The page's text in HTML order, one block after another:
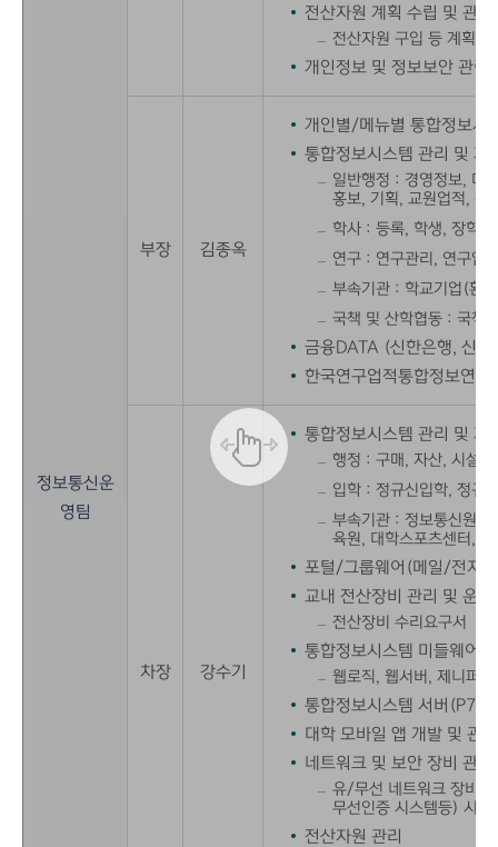
정보통신운
영팀
전산자원 계획 수립 및 관리
전산자원 구입 등 계획 수
개인정보 및 정보보안 관련
부장 김종옥
개인별/메뉴별 통합정보시
통합정보시스템 관리 및 개
일반행정 : 경영정보, 대
홍보, 기획, 교원업적, 취
학사 : 등록, 학생, 장학
연구 : 연구관리, 연구업
부속기관 : 학교기업(환
국책 및 산학협동 : 국책
금융DATA (신한은행, 신
한국연구업적통합정보연계
차장 강수기
통합정보시스템 관리 및 개
행정 : 구매, 자산, 시설,
입학 : 정규신입학, 정규
부속기관 : 정보통신원,
육원, 대학스포츠센터,
포털/그룹웨어(메일/전자
교내 전산장비 관리 및 운영
전산장비 수리요구서
통합정보시스템 미들웨어
웹로직, 웹서버, 제니퍼,
통합정보시스템 서버
대학 모바일 앱 개발 및 관리
네트워크 및 보안 장비 관리
유/무선 네트워크 장비,
무선인증 시스템등) 시스
전산자원 관리